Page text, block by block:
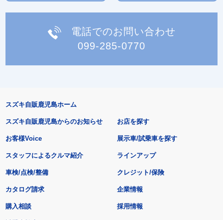
電話でのお問い合わせ
099-285-0770
スズキ自販鹿児島ホーム
スズキ自販鹿児島からのお知らせ
お客様Voice
スタッフによるクルマ紹介
お店を探す
展示車/試乗車を探す
ラインアップ
車検/点検/整備 クレジット/保険
カタログ請求
購入相談
企業情報
採用情報